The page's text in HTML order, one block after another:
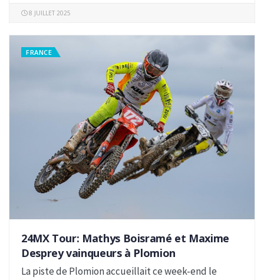
8 JUILLET 2025
FRANCE
24MX Tour: Mathys Boisramé et Maxime
Desprey vainqueurs à Plomion
La piste de Plomion accueillait ce week-end le